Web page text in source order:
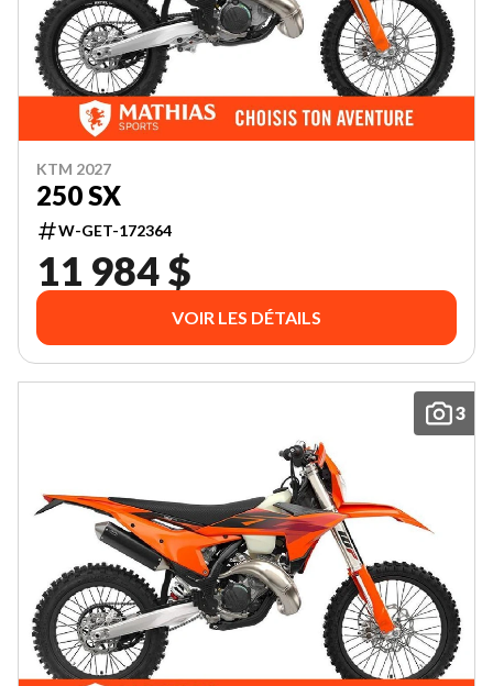
KTM 2027
250 SX
W-GET-172364
11 984 $
VOIR LES DÉTAILS
3